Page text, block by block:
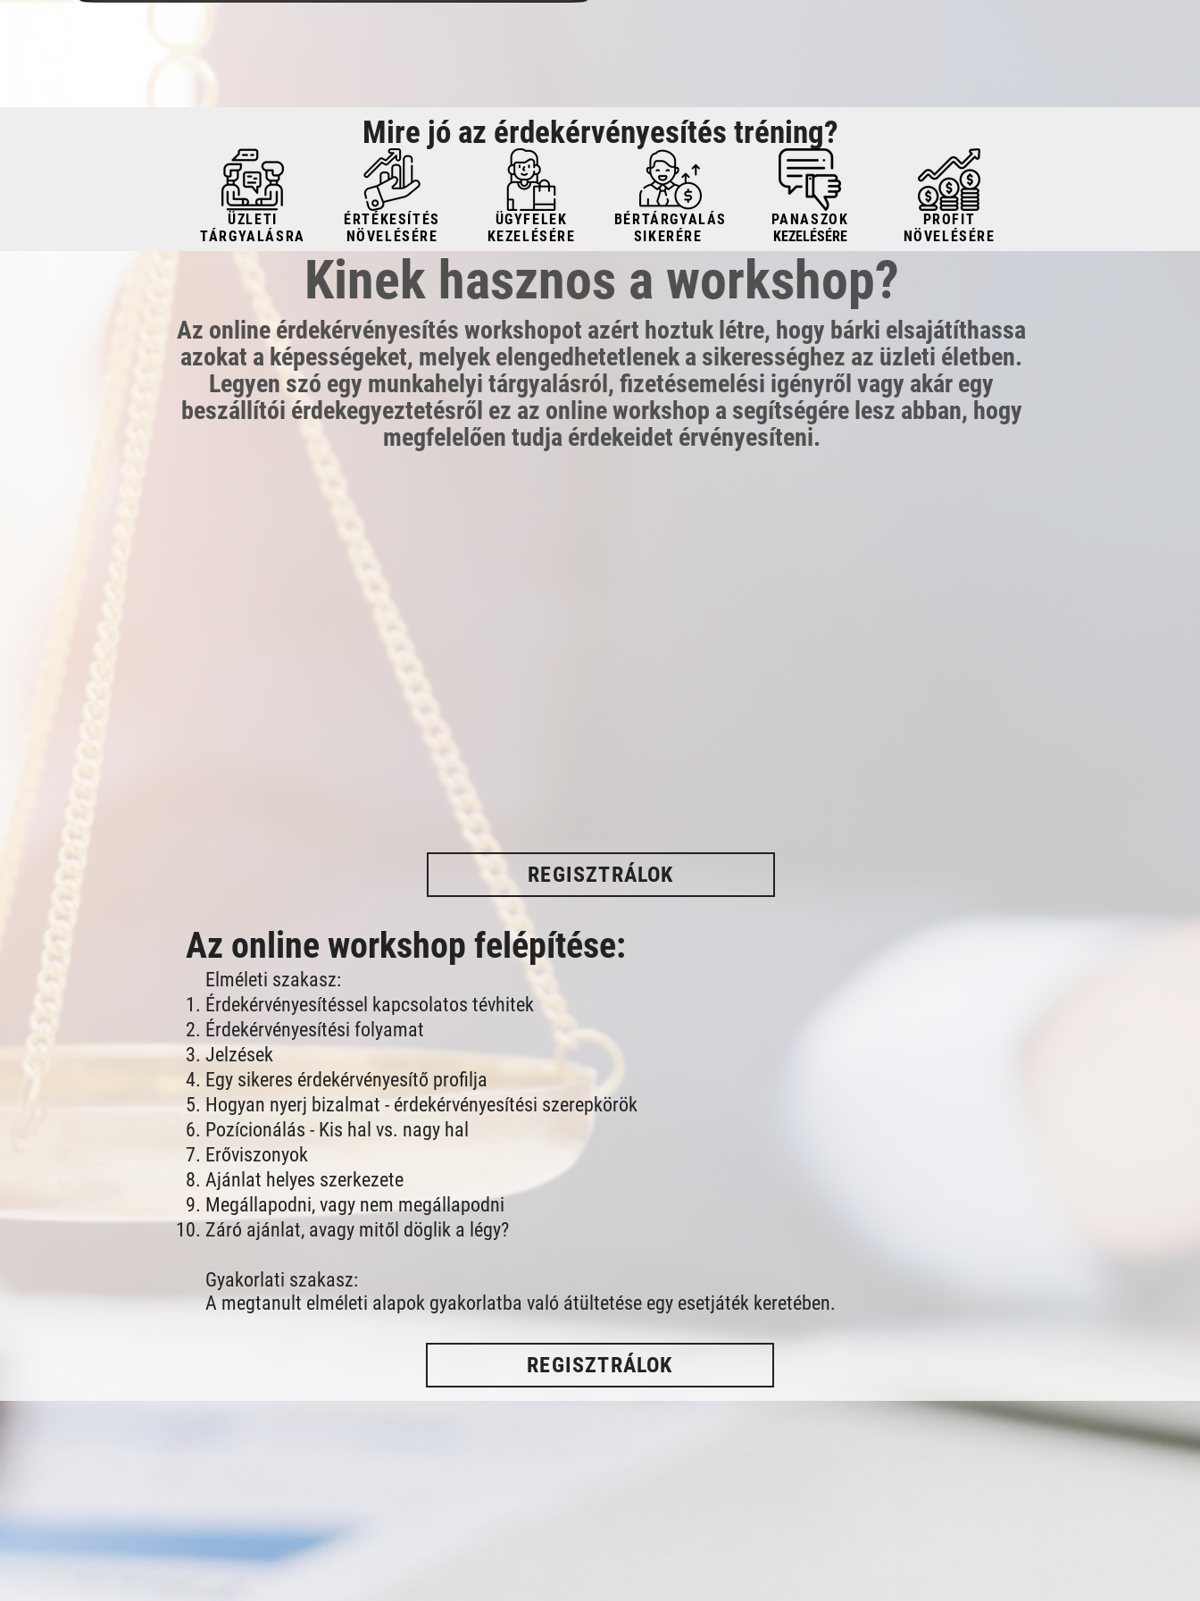
Mire jó az érdekérvényesítés tréning?
ÜZLETI
TÁRGYALÁSRA
ÉRTÉKESÍTÉS
NÖVELÉSÉRE
ÜGYFELEK
KEZELÉSÉRE
BÉRTÁRGYALÁS
SIKERÉRE
PANASZOK
KEZELÉSÉRE
PROFIT
NÖVELÉSÉRE
Kinek hasznos a workshop?
Az online érdekérvényesítés workshopot azért hoztuk létre, hogy bárki elsajátíthassa
azokat a képességeket, melyek elengedhetetlenek a sikerességhez az üzleti életben.
Legyen szó egy munkahelyi tárgyalásról, fizetésemelési igényről vagy akár egy
beszállítói érdekegyeztetésről ez az online workshop a segítségére lesz abban, hogy
megfelelően tudja érdekeidet érvényesíteni.
REGISZTRÁLOK
Az online workshop felépítése:
Elméleti szakasz:
Érdekérvényesítéssel kapcsolatos tévhitek
Érdekérvényesítési folyamat
Jelzések
Egy sikeres érdekérvényesítő profilja
Hogyan nyerj bizalmat - érdekérvényesítési szerepkörök
Pozícionálás - Kis hal vs. nagy hal
Erőviszonyok
Ajánlat helyes szerkezete
Megállapodni, vagy nem megállapodni
Záró ajánlat, avagy mitől döglik a légy?
Gyakorlati szakasz:
A megtanult elméleti alapok gyakorlatba való átültetése egy esetjáték keretében.
REGISZTRÁLOK